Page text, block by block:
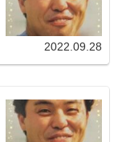
2022.09.28